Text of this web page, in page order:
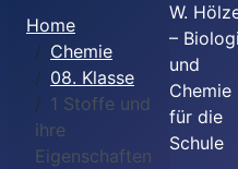
Home
Chemie
08. Klasse
1 Stoffe und
ihre
Eigenschaften
W.
–
und
Chemie
für die
Schule